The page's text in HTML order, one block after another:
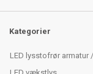
Kategorier
LED lysstofrør armatur